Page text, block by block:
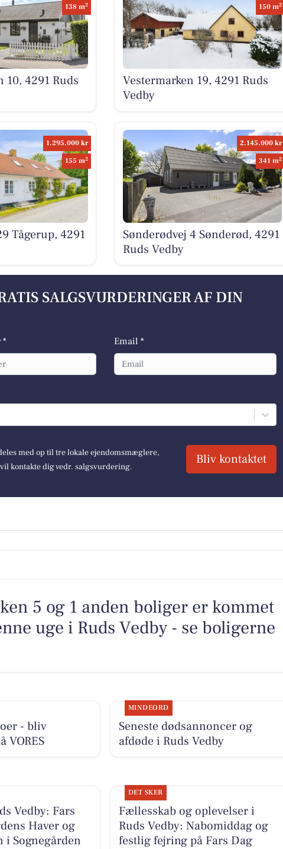
138 m2
10, 4291 Ruds
150 m2
Vestermarken 19, 4291 Ruds
Vedby
1.295.000 kr
155 m2
Tågerup, 4291
2.145.000 kr
341 m2
Sønderødvej 4 Sønderød, 4291
Ruds Vedby
SALGSVURDERINGER AF DIN
* Email *
med op til tre lokale ejendomsmæglere,
kontakte dig vedr. salgsvurdering.
Bliv kontaktet
5 og 1 anden boliger er kommet
uge i Ruds Vedby - se boligerne
- bliv
VORES
MINDEORD
Seneste dødsannoncer og
afdøde i Ruds Vedby
Vedby: Fars
Haver og
Sognegården
DET SKER
Fællesskab og oplevelser i
Ruds Vedby: Nabomiddag og
festlig fejring på Fars Dag